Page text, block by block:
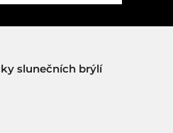
slunečních brýlí